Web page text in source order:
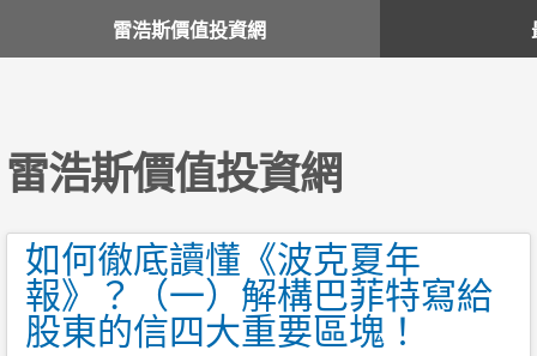
雷浩斯價值投資網
雷浩斯價值投資網
如何徹底讀懂《波克夏年
報》？（一）解構巴菲特寫給
股東的信四大重要區塊！